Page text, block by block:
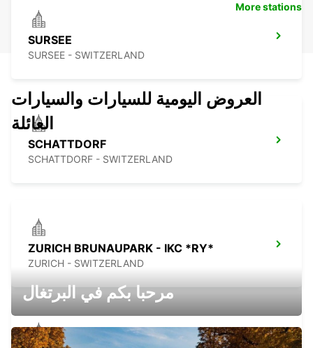
SURSEE
SURSEE - SWITZERLAND
SCHATTDORF
SCHATTDORF - SWITZERLAND
ZURICH BRUNAUPARK - IKC *RY*
ZURICH - SWITZERLAND
More stations
العروض اليومية للسيارات والسيارات
العائلة
مرحبا بكم في البرتغال